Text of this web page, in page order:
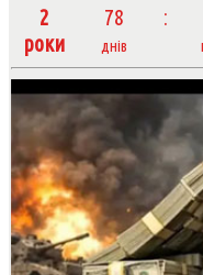
2
роки
78